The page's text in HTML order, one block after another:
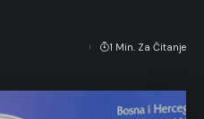
1 Min. Za Čitanje